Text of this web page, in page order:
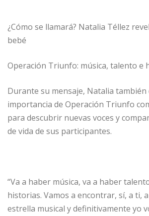
¿Cómo se llamará? Natalia Téllez
bebé
Operación Triunfo: música, talento e
Durante su mensaje, Natalia también
importancia de Operación Triunfo
para descubrir nuevas voces y
de vida de sus participantes.
“Va a haber música, va a haber
historias. Vamos a encontrar, sí, a ti,
estrella musical y definitivamente yo